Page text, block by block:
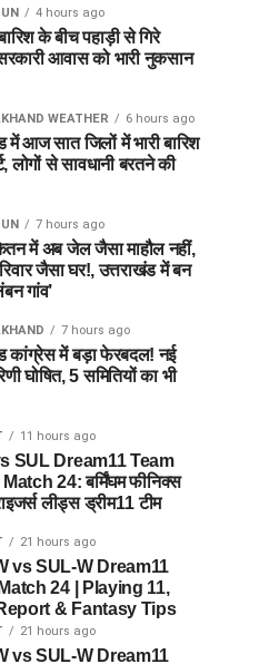
4 hours ago
के बीच पहाड़ी से गिरे
आवास को भारी नुकसान
WEATHER 6 hours ago
में आज सात जिलों में भारी बारिश
लोगों से सावधानी बरतने की
7 hours ago
में अब जेल जैसा माहौल नहीं,
जैसा घर!, उत्तराखंड में बन
गांव’
7 hours ago
कांग्रेस में बड़ा फेरबदल! नई
घोषित, 5 समितियों का भी
11 hours ago
SUL Dream11 Team
24: बर्मिंघम फीनिक्स
लीड्स ड्रीम11 टीम
21 hours ago
vs SUL-W Dream11
24 | Playing 11,
& Fantasy Tips
21 hours ago
vs SUL-W Dream11